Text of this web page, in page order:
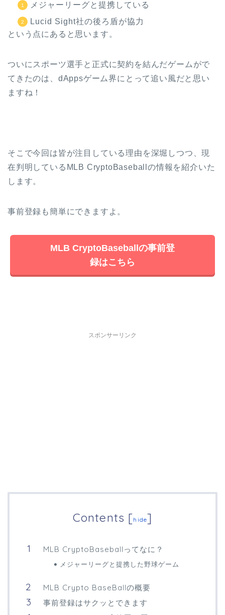
メジャーリーグと提携している
Lucid Sight社の後ろ盾が協力
という点にあると思います。
ついにスポーツ選手と正式に契約を結んだゲームがで
てきたのは、dAppsゲーム界にとって追い風だと思い
ますね！
そこで今回は皆が注目している理由を深堀しつつ、現
在判明しているMLB CryptoBaseballの情報を紹介いた
します。
事前登録も簡単にできますよ。
MLB CryptoBaseballの事前登
録はこちら
スポンサーリンク
Contents [hide]
MLB CryptoBaseballってなに？
メジャーリーグと提携した野球ゲーム
MLB Crypto BaseBallの概要
事前登録はサクッとできます